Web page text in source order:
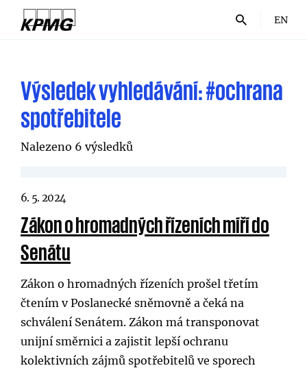
EN
Výsledek vyhledávání:#ochrana
spotřebitele
Nalezeno 6 výsledků
6. 5. 2024
Zákon o hromadných řízeních míří do
Senátu
Zákon o hromadných řízeních prošel třetím
čtením v Poslanecké sněmovně a čeká na
schválení Senátem. Zákon má transponovat
unijní směrnici a zajistit lepší ochranu
kolektivních zájmů spotřebitelů ve sporech